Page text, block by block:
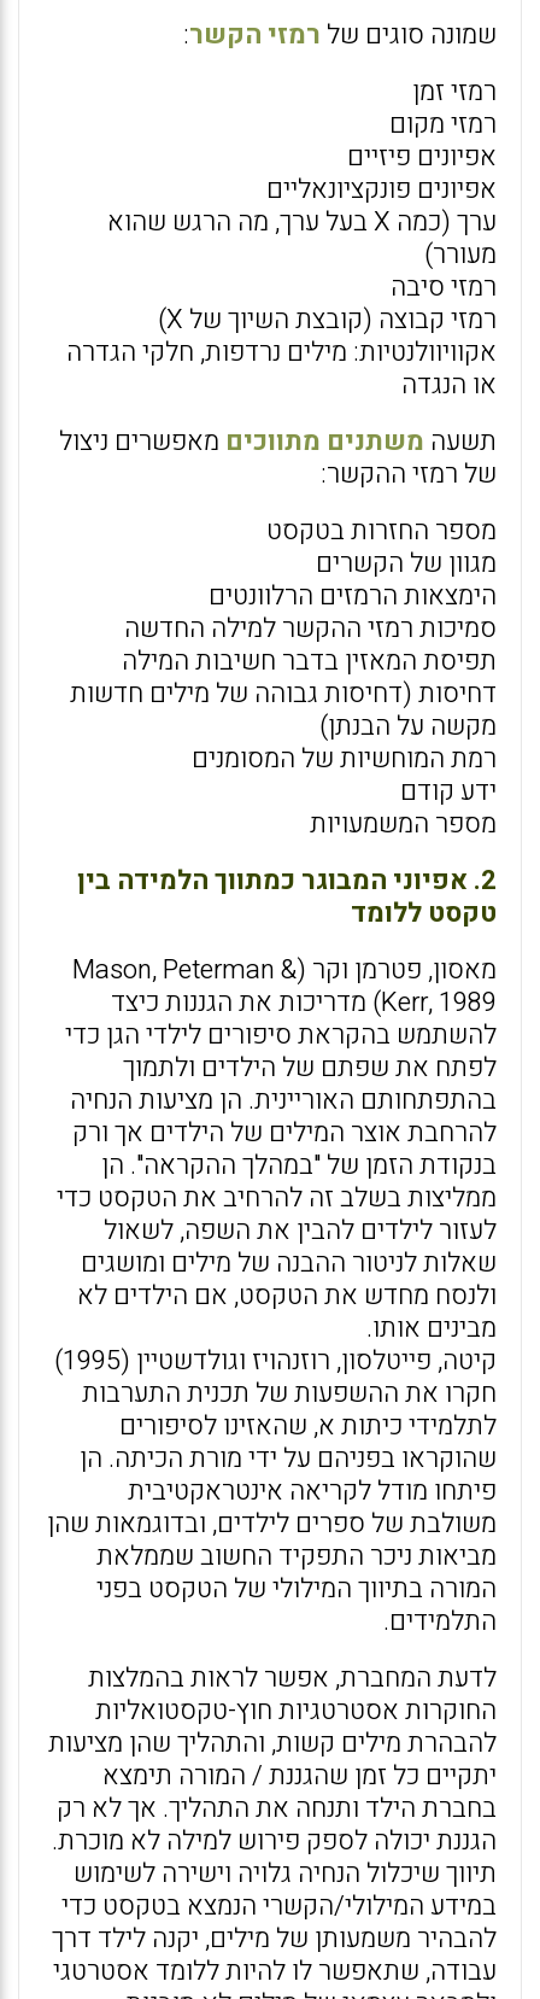
שמונה סוגים של רמזי הקשר:
רמזי זמן
רמזי מקום
אפיונים פיזיים
אפיונים פונקציונאליים
ערך (כמה X בעל ערך, מה הרגש שהוא
מעורר)
רמזי סיבה
רמזי קבוצה (קובצת השיוך של X)
אקוויוולנטיות: מילים נרדפות, חלקי הגדרה
או הנגדה
תשעה משתנים מתווכים מאפשרים ניצול
של רמזי ההקשר:
מספר החזרות בטקסט
מגוון של הקשרים
הימצאות הרמזים הרלוונטים
סמיכות רמזי ההקשר למילה החדשה
תפיסת המאזין בדבר חשיבות המילה
דחיסות (דחיסות גבוהה של מילים חדשות
מקשה על הבנתן)
רמת המוחשיות של המסומנים
ידע קודם
מספר המשמעויות
2. אפיוני המבוגר כמתווך הלמידה בין
טקסט ללומד
מאסון, פטרמן וקר (Mason, Peterman &
Kerr, 1989) מדריכות את הגננות כיצד
להשתמש בהקראת סיפורים לילדי הגן כדי
לפתח את שפתם של הילדים ולתמוך
בהתפתחותם האוריינית. הן מציעות הנחיה
להרחבת אוצר המילים של הילדים אך ורק
בנקודת הזמן של "במהלך ההקראה". הן
ממליצות בשלב זה להרחיב את הטקסט כדי
לעזור לילדים להבין את השפה, לשאול
שאלות לניטור ההבנה של מילים ומושגים
ולנסח מחדש את הטקסט, אם הילדים לא
מבינים אותו.
קיטה, פייטלסון, רוזנהויז וגולדשטיין (1995)
חקרו את ההשפעות של תכנית התערבות
לתלמידי כיתות א, שהאזינו לסיפורים
שהוקראו בפניהם על ידי מורת הכיתה. הן
פיתחו מודל לקריאה אינטראקטיבית
משולבת של ספרים לילדים, ובדוגמאות שהן
מביאות ניכר התפקיד החשוב שממלאת
המורה בתיווך המילולי של הטקסט בפני
התלמידים.
לדעת המחברת, אפשר לראות בהמלצות
החוקרות אסטרטגיות חוץ-טקסטואליות
להבהרת מילים קשות, והתהליך שהן מציעות
יתקיים כל זמן שהגננת / המורה תימצא
בחברת הילד ותנחה את התהליך. אך לא רק
הגננת יכולה לספק פירוש למילה לא מוכרת.
תיווך שיכלול הנחיה גלויה וישירה לשימוש
במידע המילולי/הקשרי הנמצא בטקסט כדי
להבהיר משמעותן של מילים, יקנה לילד דרך
עבודה, שתאפשר לו להיות ללומד אסטרטגי